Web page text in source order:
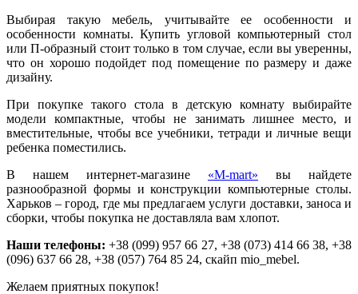
Выбирая такую мебель, учитывайте ее особенности и
особенности комнаты. Купить угловой компьютерный стол
или П-образный стоит только в том случае, если вы уверенны,
что он хорошо подойдет под помещение по размеру и даже
дизайну.
При покупке такого стола в детскую комнату выбирайте
модели компактные, чтобы не занимать лишнее место, и
вместительные, чтобы все учебники, тетради и личные вещи
ребенка поместились.
В нашем интернет-магазине «M-mart» вы найдете
разнообразной формы и конструкции компьютерные столы.
Харьков – город, где мы предлагаем услуги доставки, заноса и
сборки, чтобы покупка не доставляла вам хлопот.
Наши телефоны: +38 (099) 957 66 27, +38 (073) 414 66 38, +38
(096) 637 66 28, +38 (057) 764 85 24, скайп mio_mebel.
Желаем приятных покупок!